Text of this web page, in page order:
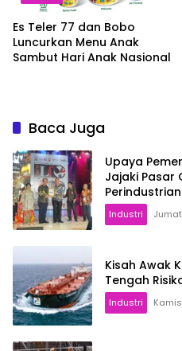
Es Teler 77 dan Bobo
Luncurkan Menu Anak
Sambut Hari Anak Nasional
Baca Juga
Upaya
Jajaki Pasar
Perindustrian
2026
Industri
Kisah Awak
Tengah
Industri